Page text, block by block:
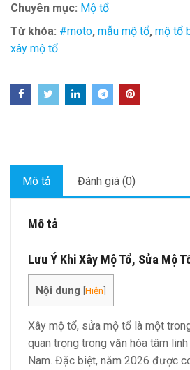
Chuyên mục: Mộ tổ
Từ khóa: #moto, mẫu mộ tổ, mộ tổ
xây mộ tổ
Mô tả Đánh giá (0)
Mô tả
Lưu Ý Khi Xây Mộ Tổ, Sửa Mộ
Nội dung [Hiện]
Xây mộ tổ, sửa mộ tổ là một
quan trọng trong văn hóa tâm
Nam. Đặc biệt, năm 2026 được